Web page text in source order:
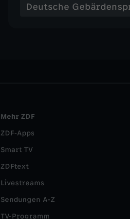
Deutsche
Mehr ZDF
ZDF-Apps
Smart TV
ZDFtext
Livestreams
Sendungen A-Z
TV-Programm